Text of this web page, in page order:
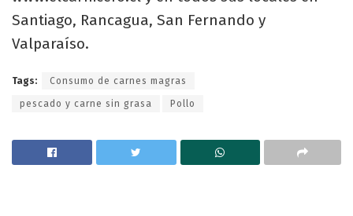
Santiago, Rancagua, San Fernando y
Valparaíso.
Tags: Consumo de carnes magras
pescado y carne sin grasa Pollo